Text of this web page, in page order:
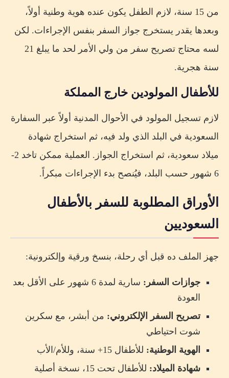
من 15 سنة، لازم الطفل يكون عنده هوية وطنية أولاً،
وبعدها يقدر يستخرج جواز السفر بنفس الإجراءات. لكن
لسه محتاج تصريح سفر من ولي الأمر لحد ما يبلغ 21
سنة هجرية.
للأطفال المولودين خارج المملكة
لازم تسجيل المولود في الأحوال المدنية أولاً عبر السفارة
السعودية في البلد الذي ولد فيه، ثم استخراج شهادة
ميلاد سعودية، ثم استخراج الجواز. العملية ممكن تاخد 2-
6 شهور حسب البلد، فيُنصح بدء الإجراءات مبكراً.
الأوراق المطلوبة للسفر بالأطفال
السعوديين
جهز الملف ده قبل أي رحلة، بنسخ ورقية وإلكترونية:
جوازات السفر:
سارية لمدة 6 شهور على الأقل بعد
العودة
تصريح السفر الإلكتروني: من أبشر، مع سكرين
شوت احتياطي
الهوية الوطنية: للأطفال 15+ سنة، وللأم/الأب
شهادة الميلاد:
للأطفال تحت 15، نسخة أصلية